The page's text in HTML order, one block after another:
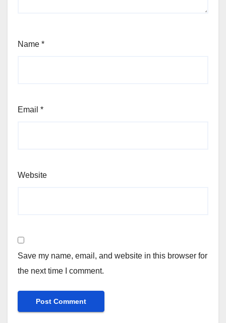
Name *
Email *
Website
Save my name, email, and website in this browser for
the next time I comment.